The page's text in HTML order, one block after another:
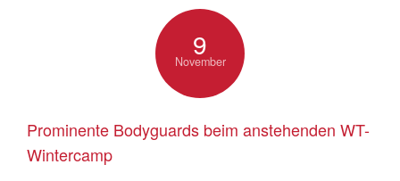
9
November
Prominente Bodyguards beim anstehenden WT-
Wintercamp